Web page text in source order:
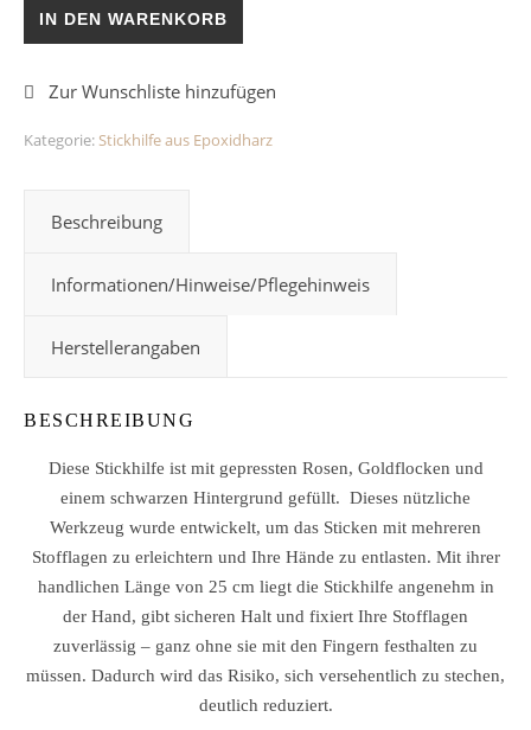
Stickhilfe Rosen/Schwarz Epoxidharz Menge
IN DEN WARENKORB
Kategorie: Stickhilfe aus Epoxidharz
Beschreibung
Informationen/Hinweise/Pflegehinweis
Herstellerangaben
BESCHREIBUNG
Diese Stickhilfe ist mit gepressten Rosen, Goldflocken und
einem schwarzen Hintergrund gefüllt. Dieses nützliche
Werkzeug wurde entwickelt, um das Sticken mit mehreren
Stofflagen zu erleichtern und Ihre Hände zu entlasten. Mit ihrer
handlichen Länge von 25 cm liegt die Stickhilfe angenehm in
der Hand, gibt sicheren Halt und fixiert Ihre Stofflagen
zuverlässig – ganz ohne sie mit den Fingern festhalten zu
müssen. Dadurch wird das Risiko, sich versehentlich zu stechen,
deutlich reduziert.